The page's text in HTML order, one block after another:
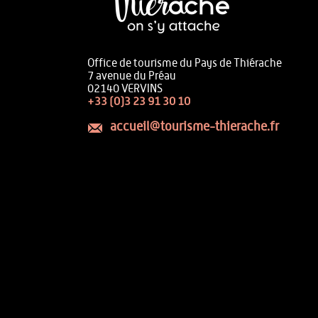
Office de tourisme du Pays de Thiérache
7 avenue du Préau
02140 VERVINS
+33 (0)3 23 91 30 10
accueil@tourisme-thierache.fr